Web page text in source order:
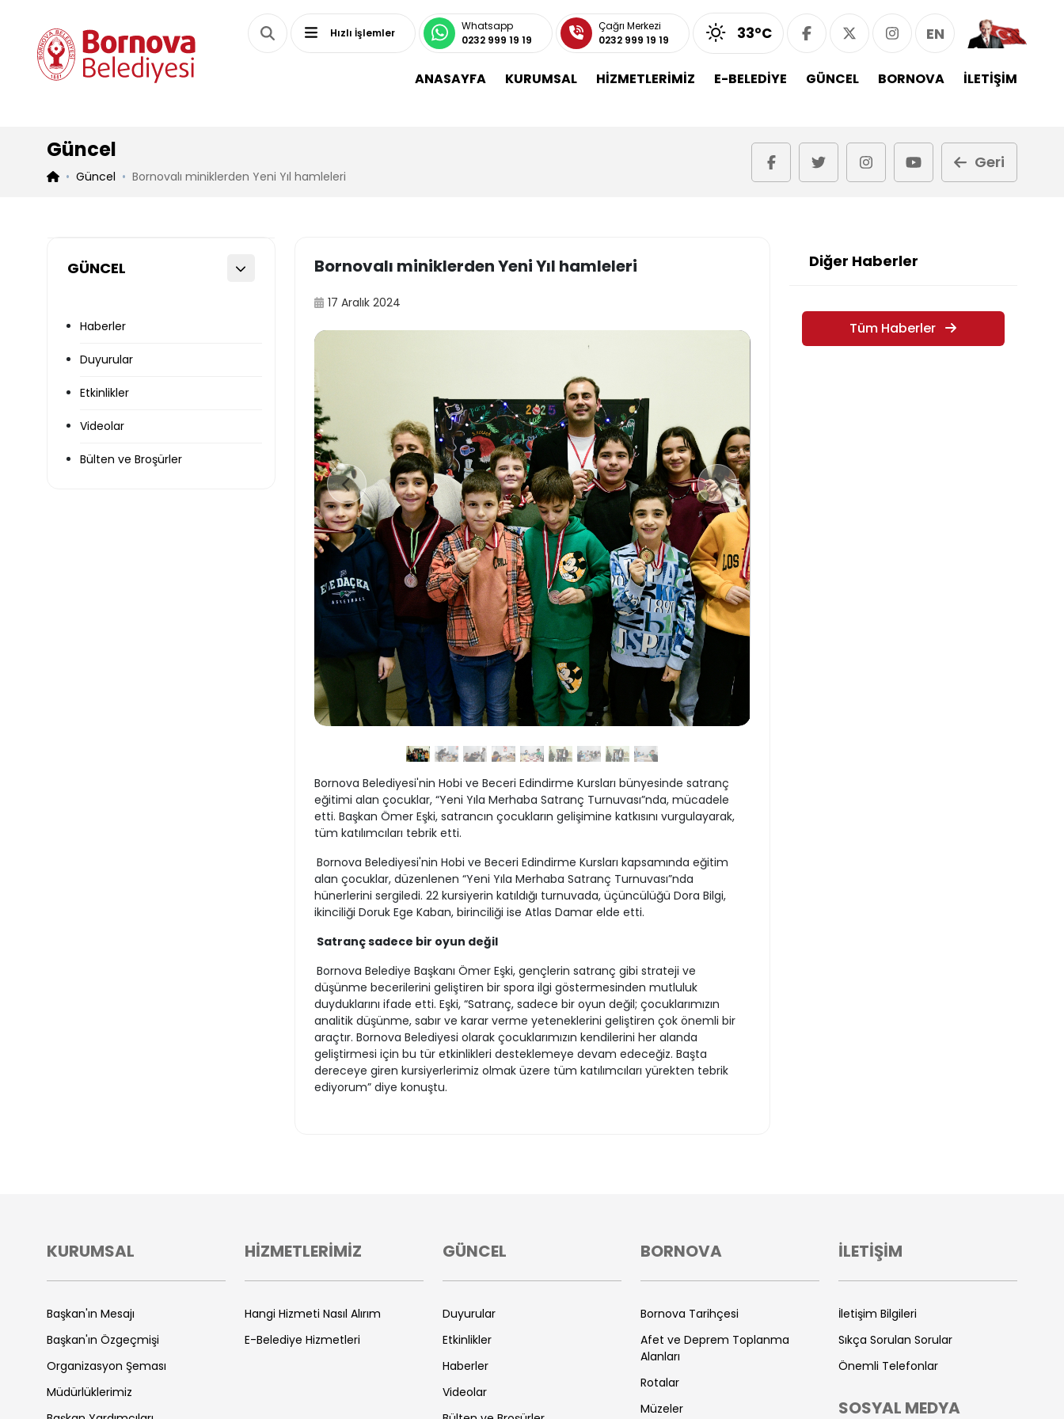
Hızlı İşlemler
Whatsapp
0232 999 19 19
Çağrı Merkezi
0232 999 19 19
33°C EN
ANASAYFA KURUMSAL HİZMETLERİMİZ E-BELEDİYE GÜNCEL BORNOVA İLETİŞİM
Güncel
Güncel Bornovalı miniklerden Yeni Yıl hamleleri
Geri
GÜNCEL
Haberler
Duyurular
Etkinlikler
Videolar
Bülten ve Broşürler
Bornovalı miniklerden Yeni Yıl hamleleri
17 Aralık 2024
Bornova Belediyesi'nin Hobi ve Beceri Edindirme Kursları bünyesinde satranç
eğitimi alan çocuklar, “Yeni Yıla Merhaba Satranç Turnuvası”nda, mücadele
etti. Başkan Ömer Eşki, satrancın çocukların gelişimine katkısını vurgulayarak,
tüm katılımcıları tebrik etti.
Bornova Belediyesi'nin Hobi ve Beceri Edindirme Kursları kapsamında eğitim
alan çocuklar, düzenlenen “Yeni Yıla Merhaba Satranç Turnuvası”nda
hünerlerini sergiledi. 22 kursiyerin katıldığı turnuvada, üçüncülüğü Dora Bilgi,
ikinciliği Doruk Ege Kaban, birinciliği ise Atlas Damar elde etti.
Satranç sadece bir oyun değil
Bornova Belediye Başkanı Ömer Eşki, gençlerin satranç gibi strateji ve
düşünme becerilerini geliştiren bir spora ilgi göstermesinden mutluluk
duyduklarını ifade etti. Eşki, “Satranç, sadece bir oyun değil; çocuklarımızın
analitik düşünme, sabır ve karar verme yeteneklerini geliştiren çok önemli bir
araçtır. Bornova Belediyesi olarak çocuklarımızın kendilerini her alanda
geliştirmesi için bu tür etkinlikleri desteklemeye devam edeceğiz. Başta
dereceye giren kursiyerlerimiz olmak üzere tüm katılımcıları yürekten tebrik
ediyorum” diye konuştu.
Diğer Haberler
Tüm Haberler
KURUMSAL
Başkan'ın Mesajı
Başkan'ın Özgeçmişi
Organizasyon Şeması
Müdürlüklerimiz
HİZMETLERİMİZ
Hangi Hizmeti Nasıl Alırım
E-Belediye Hizmetleri
GÜNCEL
Duyurular
Etkinlikler
Haberler
Videolar
BORNOVA
Bornova Tarihçesi
Afet ve Deprem Toplanma
Alanları
Rotalar
Müzeler
İLETİŞİM
İletişim Bilgileri
Sıkça Sorulan Sorular
Önemli Telefonlar
SOSYAL MEDYA